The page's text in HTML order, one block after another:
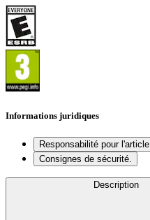
Informations juridiques
Responsabilité pour l'article
Consignes de sécurité.
Description